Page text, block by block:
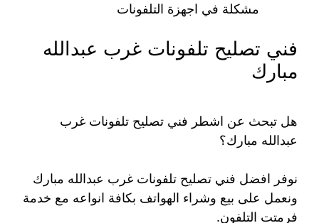
مشكلة في اجهزة التلفونات
فني تصليح تلفونات غرب عبدالله
مبارك
هل تبحث عن اشطر فني تصليح تلفونات غرب
عبدالله مبارك؟
نوفر افضل فني تصليح تلفونات غرب عبدالله مبارك
ونعمل على بيع وشراء الهواتف بكافة انواعه مع خدمة
فرمتت التلفون.